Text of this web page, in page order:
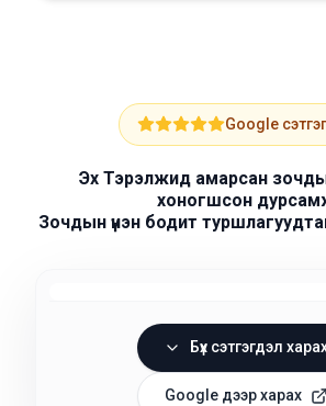
Google
Эх Тэрэлжид амарсан
хоногшсон
Зочдын үнэн бодит
Бүх сэтгэгдэл
Google дээр харах